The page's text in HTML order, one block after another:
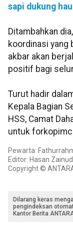
sapi dukung
Ditambahkan
koordinasi yang
akbar akan
positif bagi
Turut hadir
Kepala Bagian
HSS, Camat
untuk
Pewarta:
Editor: Hasan
Copyright ©
Dilarang keras
pengindeksan
Kantor Berita